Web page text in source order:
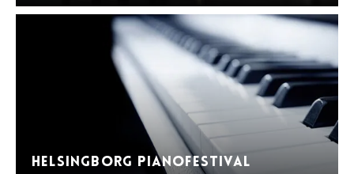
Helsingborg Pianofestival